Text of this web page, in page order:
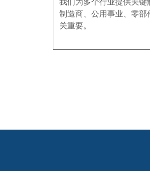
制造商、公用事业、零
关重要。